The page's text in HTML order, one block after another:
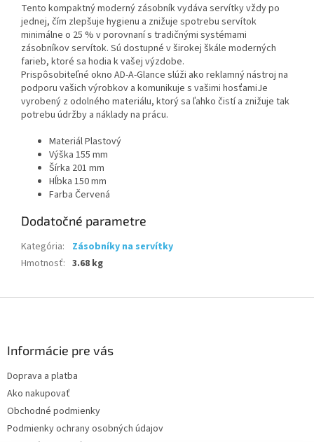
Tento kompaktný moderný zásobník vydáva servítky vždy po
jednej, čím zlepšuje hygienu a znižuje spotrebu servítok
minimálne o 25 % v porovnaní s tradičnými systémami
zásobníkov servítok. Sú dostupné v širokej škále moderných
farieb, ktoré sa hodia k vašej výzdobe.
Prispôsobiteľné okno AD-A-Glance slúži ako reklamný nástroj na
podporu vašich výrobkov a komunikuje s vašimi hosťamiJe
vyrobený z odolného materiálu, ktorý sa ľahko čistí a znižuje tak
potrebu údržby a náklady na prácu.
Materiál Plastový
Výška 155 mm
Šírka 201 mm
Hĺbka 150 mm
Farba Červená
Dodatočné parametre
Kategória:
Zásobníky na servítky
Hmotnosť: 3.68 kg
Informácie pre vás
Doprava a platba
Ako nakupovať
Obchodné podmienky
Podmienky ochrany osobných údajov